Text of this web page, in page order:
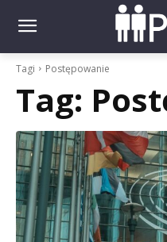
Tagi Postępowanie
Tag: